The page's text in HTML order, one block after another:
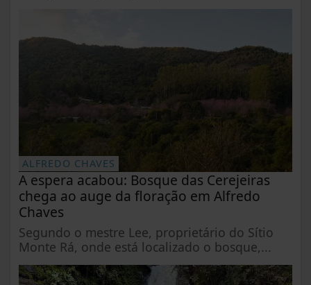
ALFREDO CHAVES
A espera acabou: Bosque das Cerejeiras
chega ao auge da floração em Alfredo
Chaves
Segundo o mestre Lee, proprietário do Sítio
Monte Rá, onde está localizado o bosque,...